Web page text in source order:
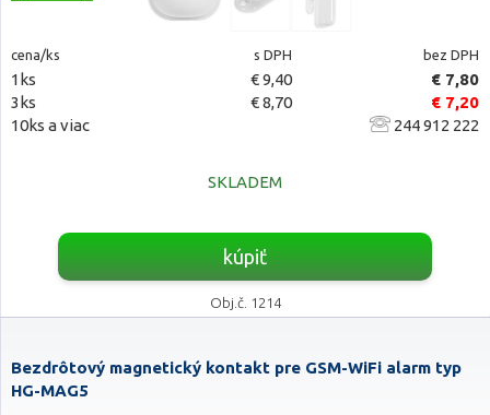
cena/ks s DPH bez DPH
1ks € 9,40
€ 7,80
3ks
€ 8,70
€ 7,20
10ks a viac
244 912 222
SKLADEM
kúpiť
Obj.č. 1214
Bezdrôtový magnetický kontakt pre GSM-WiFi alarm typ
HG-MAG5